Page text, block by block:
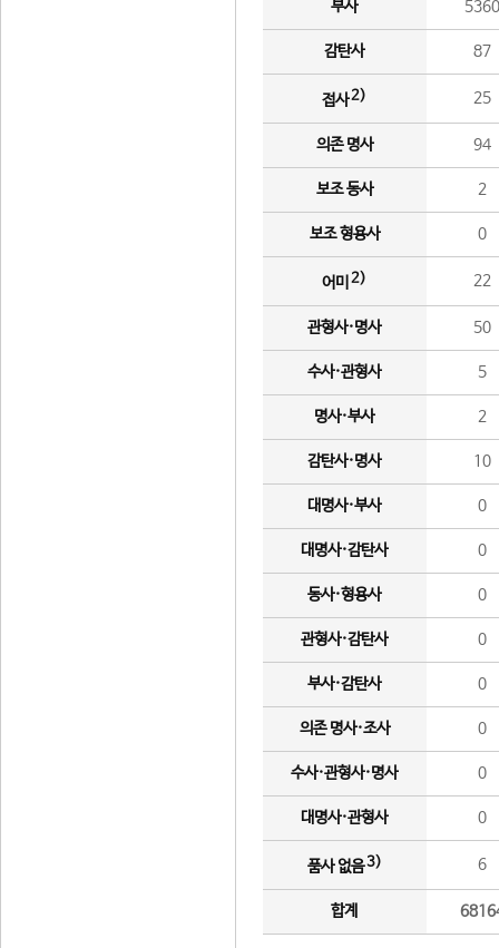
부사 5360
감탄사 87
접사2) 25
의존 명사 94
보조 동사 2
보조 형용사 0
어미 2) 22
관형사·명사 50
수사·관형사 5
명사·부사 2
감탄사·명사 10
대명사·부사 0
대명사·감탄사 0
동사·형용사 0
관형사·감탄사 0
부사·감탄사 0
의존 명사·조사 0
수사·관형사·명사 0
대명사·관형사 0
품사 없음3) 6
합계